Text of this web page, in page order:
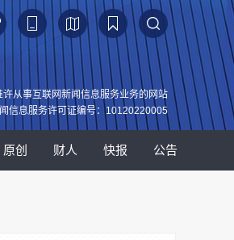
许从事互联网新闻信息服务业务的网站
信息服务许可证编号：10120220005
原创 财人 快报 公告